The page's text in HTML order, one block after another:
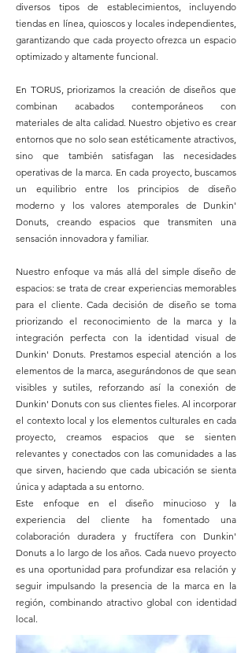
diversos tipos de establecimientos, incluyendo
tiendas en línea, quioscos y locales independientes,
garantizando que cada proyecto ofrezca un espacio
optimizado y altamente funcional.
En TORUS, priorizamos la creación de diseños que
combinan acabados contemporáneos con
materiales de alta calidad. Nuestro objetivo es crear
entornos que no solo sean estéticamente atractivos,
sino que también satisfagan las necesidades
operativas de la marca. En cada proyecto, buscamos
un equilibrio entre los principios de diseño
moderno y los valores atemporales de Dunkin'
Donuts, creando espacios que transmiten una
sensación innovadora y familiar.
Nuestro enfoque va más allá del simple diseño de
espacios: se trata de crear experiencias memorables
para el cliente. Cada decisión de diseño se toma
priorizando el reconocimiento de la marca y la
integración perfecta con la identidad visual de
Dunkin' Donuts. Prestamos especial atención a los
elementos de la marca, asegurándonos de que sean
visibles y sutiles, reforzando así la conexión de
Dunkin' Donuts con sus clientes fieles. Al incorporar
el contexto local y los elementos culturales en cada
proyecto, creamos espacios que se sienten
relevantes y conectados con las comunidades a las
que sirven, haciendo que cada ubicación se sienta
única y adaptada a su entorno.
Este enfoque en el diseño minucioso y la
experiencia del cliente ha fomentado una
colaboración duradera y fructífera con Dunkin'
Donuts a lo largo de los años. Cada nuevo proyecto
es una oportunidad para profundizar esa relación y
seguir impulsando la presencia de la marca en la
región, combinando atractivo global con identidad
local.